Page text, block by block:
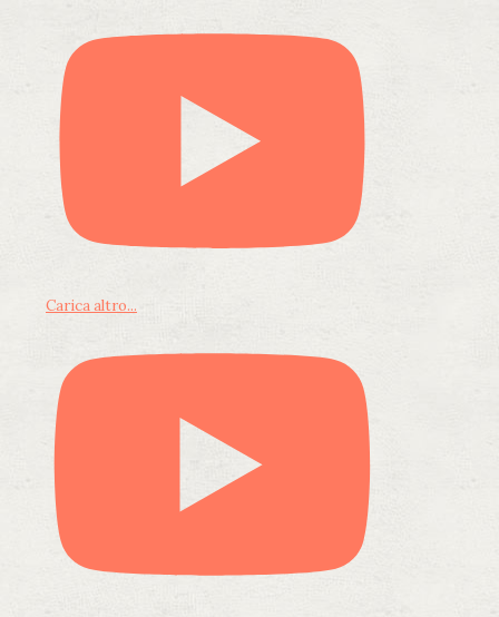
Carica altro...